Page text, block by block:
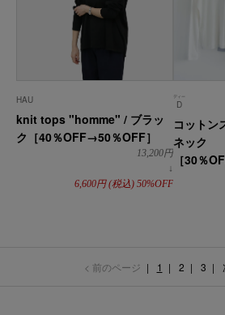
HAU
knit tops "homme" / ブラッ
ク［40％OFF→50％OFF］
13,200円
↓
6,600円(税込) 50%OFF
D
ディー
コットン
ネック
［30％
< 前のページ 1 2 3